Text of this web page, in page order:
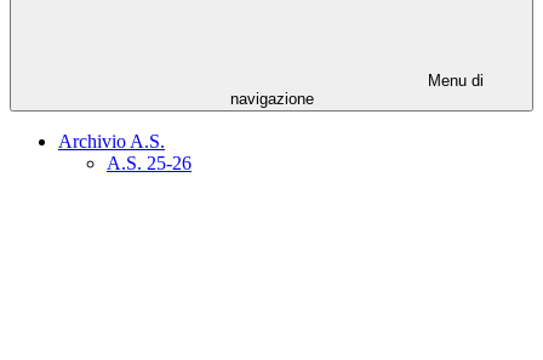
Menu di
navigazione
Archivio A.S.
A.S. 25-26